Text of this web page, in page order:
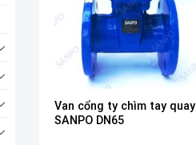
Van cổng ty chìm tay quay
SANPO DN65